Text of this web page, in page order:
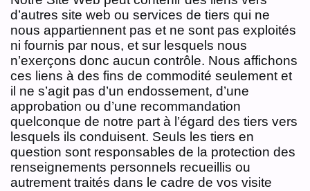
d’autres site web ou services de tiers qui ne
nous appartiennent pas et ne sont pas exploités
ni fournis par nous, et sur lesquels nous
n’exerçons donc aucun contrôle. Nous affichons
ces liens à des fins de commodité seulement et
il ne s’agit pas d’un endossement, d’une
approbation ou d’une recommandation
quelconque de notre part à l’égard des tiers vers
lesquels ils conduisent. Seuls les tiers en
question sont responsables de la protection des
renseignements personnels recueillis ou
autrement traités dans le cadre de vos visite